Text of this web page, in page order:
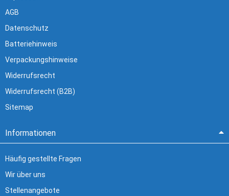
AGB
Datenschutz
Batteriehinweis
Verpackungshinweise
Widerrufsrecht
Widerrufsrecht (B2B)
Sitemap
Informationen
Häufig gestellte Fragen
Wir über uns
Stellenangebote